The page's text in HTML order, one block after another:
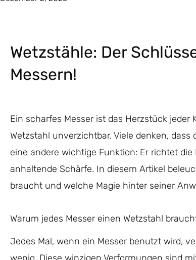
Wetzstähle: Der
Messern!
Ein scharfes Messer ist das Herzstück
Wetzstahl unverzichtbar. Viele denken,
eine andere wichtige Funktion: Er richtet
anhaltende Schärfe. In diesem Artikel
braucht und welche Magie hinter seiner
Warum jedes Messer einen Wetzstahl
Jedes Mal, wenn ein Messer benutzt wird,